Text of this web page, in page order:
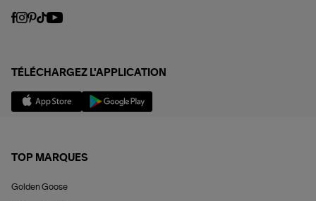
TÉLÉCHARGEZ L'APPLICATION
TOP MARQUES
Golden Goose